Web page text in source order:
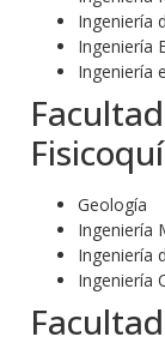
Ingeniería
Ingeniería
Ingeniería
Geología
Ingeniería
Ingeniería
Ingeniería